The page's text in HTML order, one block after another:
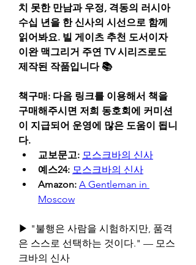
치 못한 만남과 우정, 격동의 러시아
수십 년을 한 신사의 시선으로 함께
읽어봐요. 빌 게이츠 추천 도서이자
이완 맥그리거 주연 TV 시리즈로도
제작된 작품입니다 📚
책구매: 다음 링크를 이용해서 책을
구매해주시면 저희 동호회에 커미션
이 지급되어 운영에 많은 도움이 됩니
다.
교보문고: 모스크바의 신사
예스24: 모스크바의 신사
Amazon: A Gentleman in
Moscow
▶ "불행은 사람을 시험하지만, 품격
은 스스로 선택하는 것이다." — 모스
크바의 신사